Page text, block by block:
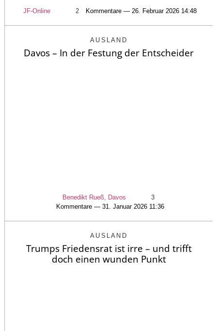
JF-Online 2 Kommentare — 26. Februar 2026 14:48
AUSLAND
Davos – In der Festung der Entscheider
Benedikt Rueß, Davos
3
Kommentare — 31. Januar 2026 11:36
AUSLAND
Trumps Friedensrat ist irre – und trifft
doch einen wunden Punkt